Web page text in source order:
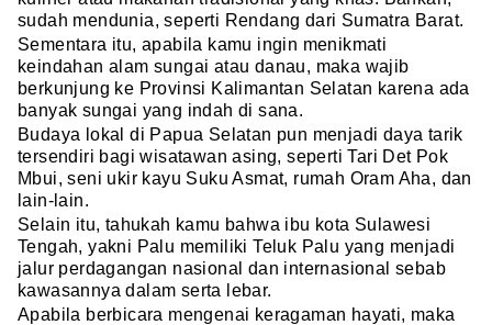
sudah mendunia, seperti Rendang dari Sumatra Barat.
Sementara itu, apabila kamu ingin menikmati
keindahan alam sungai atau danau, maka wajib
berkunjung ke Provinsi Kalimantan Selatan karena ada
banyak sungai yang indah di sana.
Budaya lokal di Papua Selatan pun menjadi daya tarik
tersendiri bagi wisatawan asing, seperti Tari Det Pok
Mbui, seni ukir kayu Suku Asmat, rumah Oram Aha, dan
lain-lain.
Selain itu, tahukah kamu bahwa ibu kota Sulawesi
Tengah, yakni Palu memiliki Teluk Palu yang menjadi
jalur perdagangan nasional dan internasional sebab
kawasannya dalam serta lebar.
Apabila berbicara mengenai keragaman hayati, maka